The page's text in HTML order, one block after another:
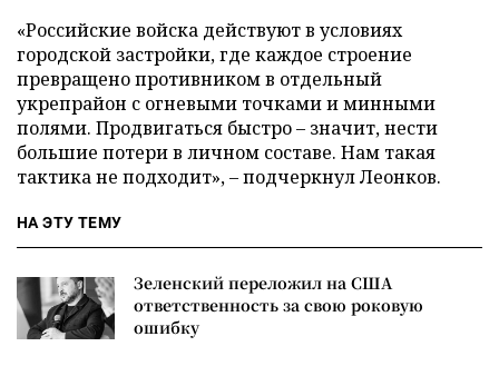
«Российские войска действуют в условиях
городской застройки, где каждое строение
превращено противником в отдельный
укрепрайон с огневыми точками и минными
полями. Продвигаться быстро – значит, нести
большие потери в личном составе. Нам такая
тактика не подходит», – подчеркнул Леонков.
НА ЭТУ ТЕМУ
Зеленский переложил на США
ответственность за свою роковую
ошибку